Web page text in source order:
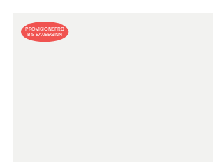
PROVISIONSFREI
BIS BAUBEGINN